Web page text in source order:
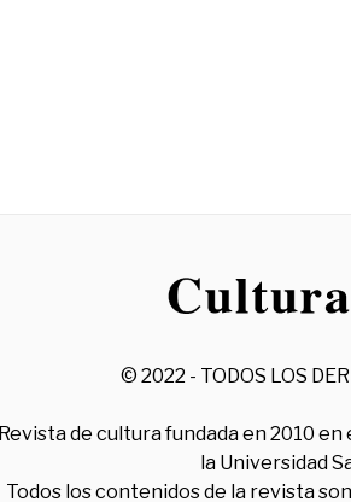
© 2022 - TODOS LOS
Revista de cultura fundada en 2010
la Universidad
Todos los contenidos de la revista